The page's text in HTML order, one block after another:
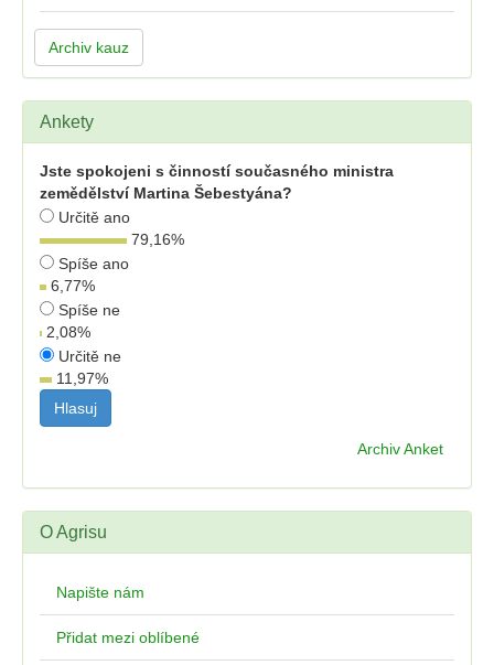
Archiv kauz
Ankety
Jste spokojeni s činností současného ministra
zemědělství Martina Šebestyána?
Určitě ano
79,16%
Spíše ano
6,77%
Spíše ne
2,08%
Určitě ne
11,97%
Archiv Anket
O Agrisu
Napište nám
Přidat mezi oblíbené